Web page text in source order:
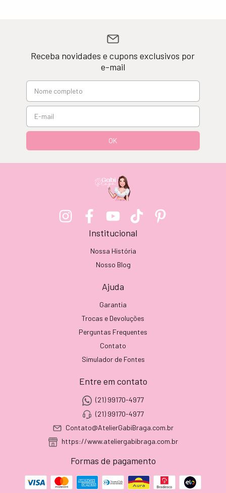
Receba novidades e cupons exclusivos por
e-mail
Institucional
Nossa História
Nosso Blog
Ajuda
Garantia
Trocas e Devoluções
Perguntas Frequentes
Contato
Simulador de Fontes
Entre em contato
(21) 99170-4977
(21) 99170-4977
Contato@AtelierGabiBraga.com.br
https://www.ateliergabibraga.com.br
Formas de pagamento